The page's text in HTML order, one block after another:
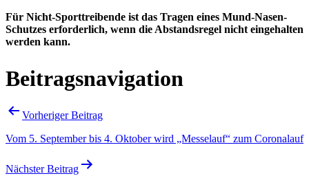
Für Nicht-Sporttreibende ist das Tragen eines Mund-Nasen-
Schutzes erforderlich, wenn die Abstandsregel nicht eingehalten
werden kann.
Beitragsnavigation
Vorheriger Beitrag
Vom 5. September bis 4. Oktober wird „Messelauf“ zum Coronalauf
Nächster Beitrag